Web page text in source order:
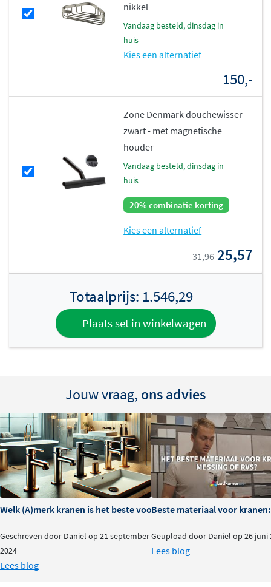
nikkel
vandaag besteld, dinsdag in
huis
Kies een alternatief
150,-
Zone Denmark douchewisser -
zwart - met magnetische
houder
vandaag besteld, dinsdag in
huis
20% combinatie korting
Kies een alternatief
31,96 25,57
Totaalprijs: 1.546,29
Plaats set in winkelwagen
Jouw vraag, ons advies
Welk (A)merk kranen is het beste voor je badkamer?
Geschreven door Daniel op 21 september
2024
Lees blog
Beste materiaal voor kranen:
Geüpload door Daniel op 26 juni
Lees blog